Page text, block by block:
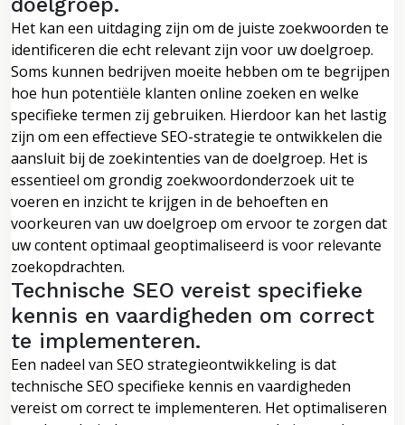
Het kan een uitdaging zijn om de juiste zoekwoorden te
identificeren die echt relevant zijn voor uw doelgroep.
Soms kunnen bedrijven moeite hebben om te begrijpen
hoe hun potentiële klanten online zoeken en welke
specifieke termen zij gebruiken. Hierdoor kan het lastig
zijn om een effectieve SEO-strategie te ontwikkelen die
aansluit bij de zoekintenties van de doelgroep. Het is
essentieel om grondig zoekwoordonderzoek uit te
voeren en inzicht te krijgen in de behoeften en
voorkeuren van uw doelgroep om ervoor te zorgen dat
uw content optimaal geoptimaliseerd is voor relevante
zoekopdrachten.
Technische SEO vereist specifieke
kennis en vaardigheden om correct
te implementeren.
Een nadeel van SEO strategieontwikkeling is dat
technische SEO specifieke kennis en vaardigheden
vereist om correct te implementeren. Het optimaliseren